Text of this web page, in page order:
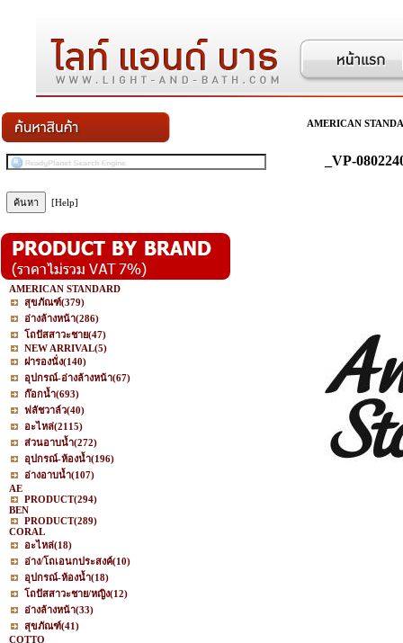
[Help]
AMERICAN STANDARD
สุขภัณฑ์(379)
อ่างล้างหน้า(286)
โถปัสสาวะชาย(47)
NEW ARRIVAL(5)
ฝารองนั่ง(140)
อุปกรณ์-อ่างล้างหน้า(67)
ก๊อกน้ำ(693)
ฟลัชวาล์ว(40)
อะไหล่(2115)
ส่วนอาบน้ำ(272)
อุปกรณ์-ห้องน้ำ(196)
อ่างอาบน้ำ(107)
AE
PRODUCT(294)
BEN
PRODUCT(289)
CORAL
อะไหล่(18)
อ่าง/โถเอนกประสงค์(10)
อุปกรณ์-ห้องน้ำ(18)
โถปัสสาวะชาย/หญิง(12)
อ่างล้างหน้า(33)
สุขภัณฑ์(41)
COTTO
AMERICAN
_VP-